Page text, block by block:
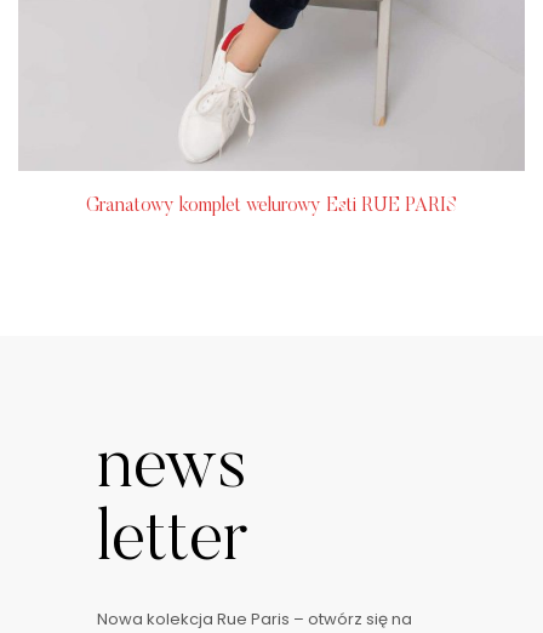
Granatowy komplet welurowy Esti RUE PARIS
news
letter
Nowa kolekcja Rue Paris – otwórz się na